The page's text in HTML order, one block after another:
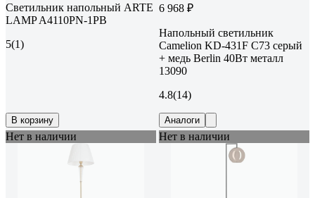
Светильник напольный ARTE
LAMP A4110PN-1PB
5(1)
В корзину
6 968 ₽
Напольный светильник
Camelion KD-431F С73 серый
+ медь Berlin 40Вт металл
13090
4.8(14)
Аналоги
Нет в наличии Нет в наличии